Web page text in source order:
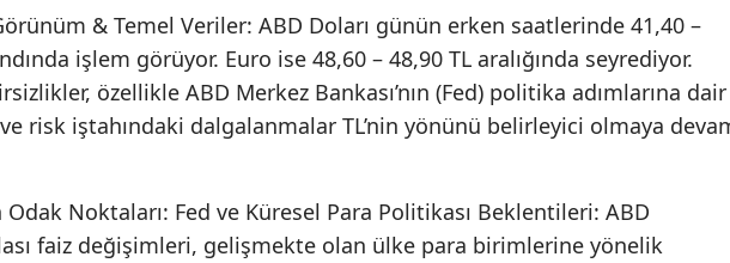
& Temel Veriler: ABD Doları günün erken saatlerinde 41,40 –
işlem görüyor. Euro ise 48,60 – 48,90 TL aralığında seyrediyor.
özellikle ABD Merkez Bankası’nın (Fed) politika adımlarına dair
risk iştahındaki dalgalanmalar TL’nin yönünü belirleyici olmaya
Noktaları: Fed ve Küresel Para Politikası Beklentileri: ABD
faiz değişimleri, gelişmekte olan ülke para birimlerine yönelik